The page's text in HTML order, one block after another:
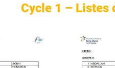
Cycle 1 – Listes